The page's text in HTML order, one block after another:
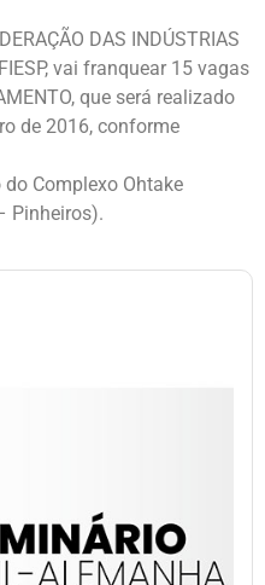
DAS INDÚSTRIAS
vai franquear 15 vagas
que será realizado
de 2016, conforme
Complexo Ohtake
Pinheiros).